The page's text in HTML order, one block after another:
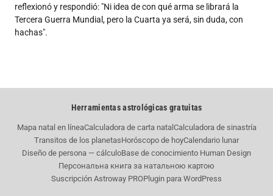
reflexionó y respondió: "Ni idea de con qué arma se librará la
Tercera Guerra Mundial, pero la Cuarta ya será, sin duda, con
hachas".
Herramientas astrológicas gratuitas
Mapa natal en líneaCalculadora de carta natal Calculadora de sinastría
Transitos de los planetasHoróscopo de hoyCalendario lunar
Diseño de persona — cálculoBase de conocimiento Human Design
Персональна книга за натальною картою
Suscripción Astroway PROPlugin para WordPress